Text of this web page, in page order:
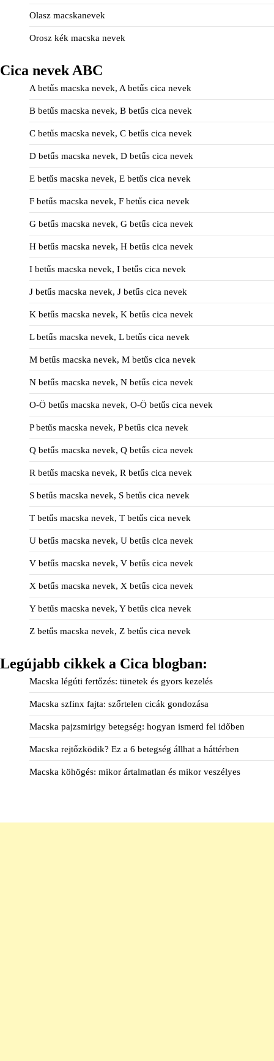
Olasz macskanevek
Orosz kék macska nevek
Cica nevek ABC
A betűs macska nevek, A betűs cica nevek
B betűs macska nevek, B betűs cica nevek
C betűs macska nevek, C betűs cica nevek
D betűs macska nevek, D betűs cica nevek
E betűs macska nevek, E betűs cica nevek
F betűs macska nevek, F betűs cica nevek
G betűs macska nevek, G betűs cica nevek
H betűs macska nevek, H betűs cica nevek
I betűs macska nevek, I betűs cica nevek
J betűs macska nevek, J betűs cica nevek
K betűs macska nevek, K betűs cica nevek
L betűs macska nevek, L betűs cica nevek
M betűs macska nevek, M betűs cica nevek
N betűs macska nevek, N betűs cica nevek
O-Ö betűs macska nevek, O-Ö betűs cica nevek
P betűs macska nevek, P betűs cica nevek
Q betűs macska nevek, Q betűs cica nevek
R betűs macska nevek, R betűs cica nevek
S betűs macska nevek, S betűs cica nevek
T betűs macska nevek, T betűs cica nevek
U betűs macska nevek, U betűs cica nevek
V betűs macska nevek, V betűs cica nevek
X betűs macska nevek, X betűs cica nevek
Y betűs macska nevek, Y betűs cica nevek
Z betűs macska nevek, Z betűs cica nevek
Legújabb cikkek a Cica blogban:
Macska légúti fertőzés: tünetek és gyors kezelés
Macska szfinx fajta: szőrtelen cicák gondozása
Macska pajzsmirigy betegség: hogyan ismerd fel időben
Macska rejtőzködik? Ez a 6 betegség állhat a háttérben
Macska köhögés: mikor ártalmatlan és mikor veszélyes